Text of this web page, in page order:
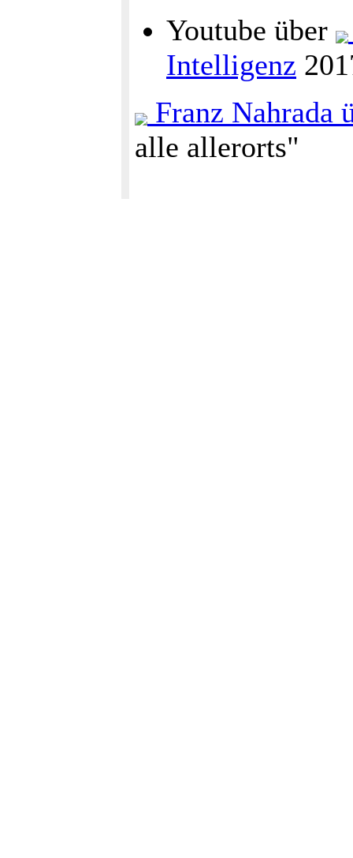
Youtube über
Intelligenz
Franz Nahrada
alle allerorts"